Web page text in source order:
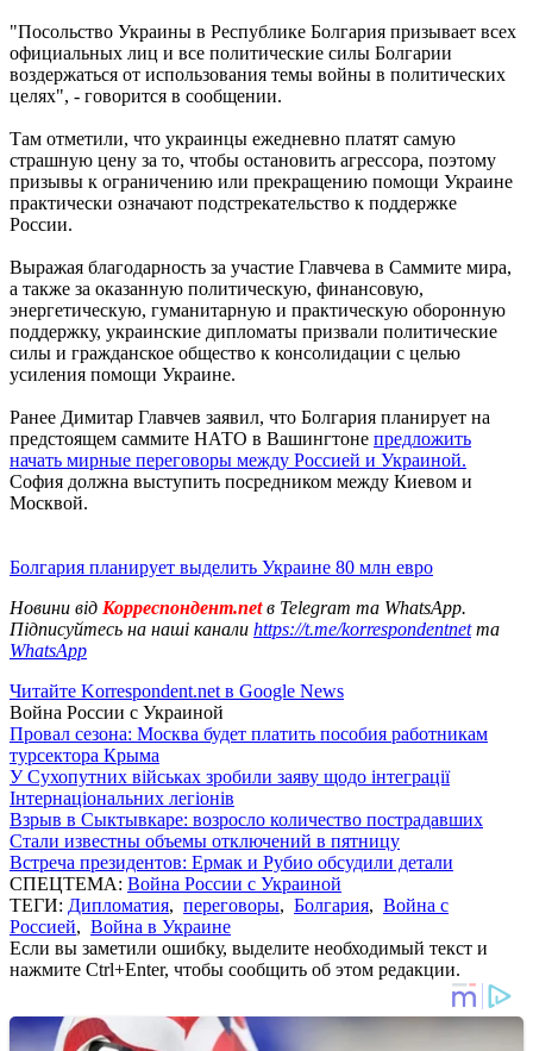
"Посольство Украины в Республике Болгария призывает всех
официальных лиц и все политические силы Болгарии
воздержаться от использования темы войны в политических
целях", - говорится в сообщении.
Там отметили, что украинцы ежедневно платят самую
страшную цену за то, чтобы остановить агрессора, поэтому
призывы к ограничению или прекращению помощи Украине
практически означают подстрекательство к поддержке
России.
Выражая благодарность за участие Главчева в Саммите мира,
а также за оказанную политическую, финансовую,
энергетическую, гуманитарную и практическую оборонную
поддержку, украинские дипломаты призвали политические
силы и гражданское общество к консолидации с целью
усиления помощи Украине.
Ранее Димитар Главчев заявил, что Болгария планирует на
предстоящем саммите НАТО в Вашингтоне предложить
начать мирные переговоры между Россией и Украиной.
София должна выступить посредником между Киевом и
Москвой.
Болгария планирует выделить Украине 80 млн евро
Новини від Корреспондент.netв Telegram та WhatsApp.
Підписуйтесь на наші канали https://t.me/korrespondentnetта
WhatsApp
Читайте Korrespondent.net в Google News
Война России с Украиной
Провал сезона: Москва будет платить пособия работникам
турсектора Крыма
У Сухопутних військах зробили заяву щодо інтеграції
Інтернаціональних легіонів
Взрыв в Сыктывкаре: возросло количество пострадавших
Стали известны объемы отключений в пятницу
Встреча президентов: Ермак и Рубио обсудили детали
СПЕЦТЕМА: Война России с Украиной
ТЕГИ: Дипломатия, переговоры, Болгария, Война с
Россией, Война в Украине
Если вы заметили ошибку, выделите необходимый текст и
нажмите Ctrl+Enter, чтобы сообщить об этом редакции.